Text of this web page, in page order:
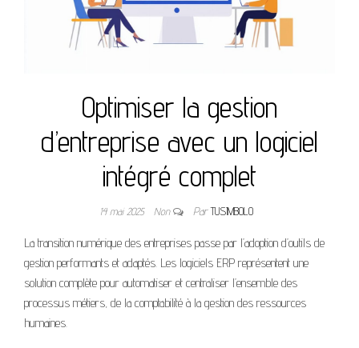
Optimiser la gestion
d’entreprise avec un logiciel
intégré complet
14 mai 2025 Non ParTUSIMBOLO
La transition numérique des entreprises passe par l’adoption d’outils de
gestion performants et adaptés. Les logiciels ERP représentent une
solution complète pour automatiser et centraliser l’ensemble des
processus métiers, de la comptabilité à la gestion des ressources
humaines.